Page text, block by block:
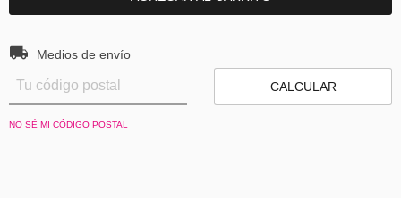
Entregas para el CP:
Medios de envío
CALCULAR
NO SÉ MI CÓDIGO POSTAL